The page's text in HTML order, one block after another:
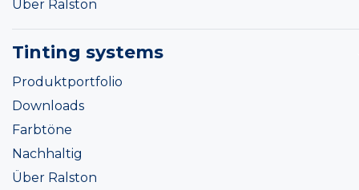
Über Ralston
Tinting systems
Produktportfolio
Downloads
Farbtöne
Nachhaltig
Über Ralston